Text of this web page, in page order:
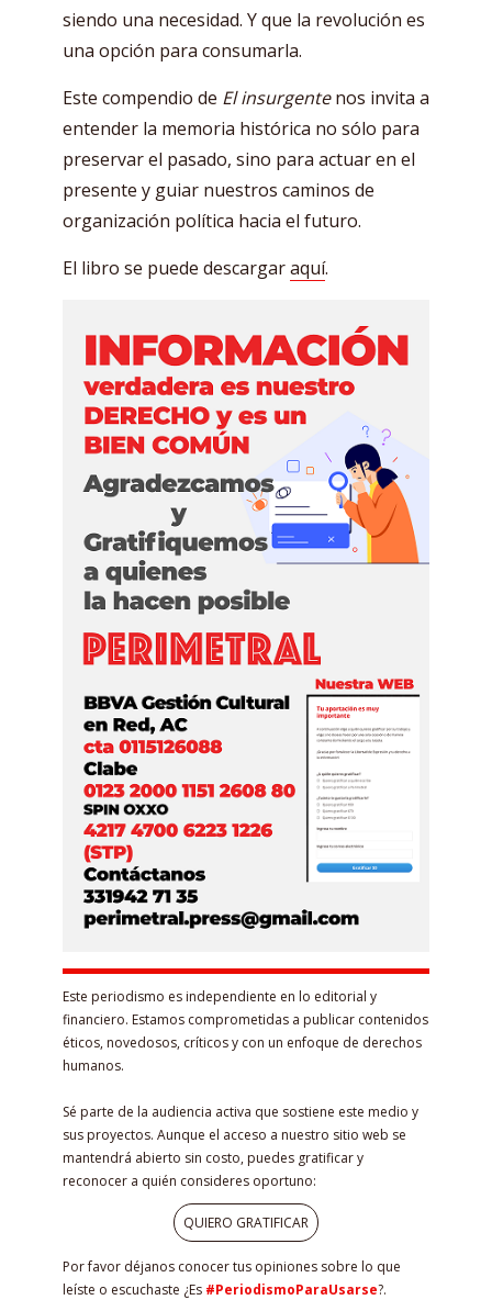
siendo una necesidad. Y que la revolución es
una opción para consumarla.
Este compendio de El insurgentenos invita a
entender la memoria histórica no sólo para
preservar el pasado, sino para actuar en el
presente y guiar nuestros caminos de
organización política hacia el futuro.
El libro se puede descargaraquí.
Este periodismo es independiente en lo editorial y
financiero. Estamos comprometidas a publicar contenidos
éticos, novedosos, críticos y con un enfoque de derechos
humanos.
Sé parte de la audiencia activa que sostiene este medio y
sus proyectos. Aunque el acceso a nuestro sitio web se
mantendrá abierto sin costo, puedes gratificar y
reconocer a quién consideres oportuno:
QUIERO GRATIFICAR
Por favor déjanos conocer tus opiniones sobre lo que
leíste o escuchaste ¿Es #PeriodismoParaUsarse?.